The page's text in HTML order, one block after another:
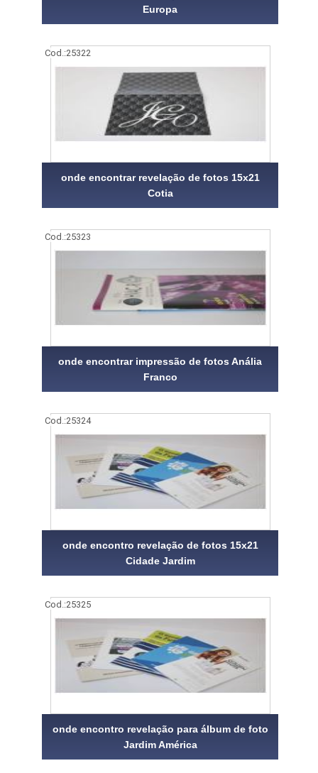
Europa
Cod.:25322
onde encontrar revelação de fotos 15x21
Cotia
Cod.:25323
onde encontrar impressão de fotos Anália
Franco
Cod.:25324
onde encontro revelação de fotos 15x21
Cidade Jardim
Cod.:25325
onde encontro revelação para álbum de foto
Jardim América